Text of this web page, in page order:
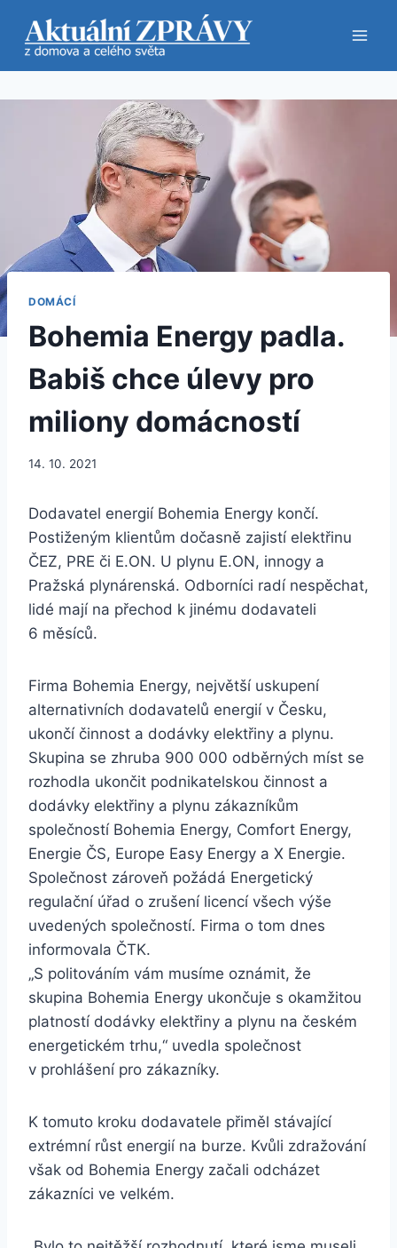
obsah
DOMÁCÍ
Bohemia Energy padla.
Babiš chce úlevy pro
miliony domácností
14. 10. 2021
Dodavatel energií Bohemia Energy končí.
Postiženým klientům dočasně zajistí elektřinu
ČEZ, PRE či E.ON. U plynu E.ON, innogy a
Pražská plynárenská. Odborníci radí nespěchat,
lidé mají na přechod k jinému dodavateli
6 měsíců.
Firma Bohemia Energy, největší uskupení
alternativních dodavatelů energií v Česku,
ukončí činnost a dodávky elektřiny a plynu.
Skupina se zhruba 900 000 odběrných míst se
rozhodla ukončit podnikatelskou činnost a
dodávky elektřiny a plynu zákazníkům
společností Bohemia Energy, Comfort Energy,
Energie ČS, Europe Easy Energy a X Energie.
Společnost zároveň požádá Energetický
regulační úřad o zrušení licencí všech výše
uvedených společností. Firma o tom dnes
informovala ČTK.
„S politováním vám musíme oznámit, že
skupina Bohemia Energy ukončuje s okamžitou
platností dodávky elektřiny a plynu na českém
energetickém trhu,“ uvedla společnost
v prohlášení pro zákazníky.
K tomuto kroku dodavatele přiměl stávající
extrémní růst energií na burze. Kvůli zdražování
však od Bohemia Energy začali odcházet
zákazníci ve velkém.